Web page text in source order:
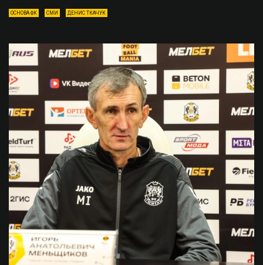
ОСНОВА ФК СМИ ДЕНИС ТКАЧУК